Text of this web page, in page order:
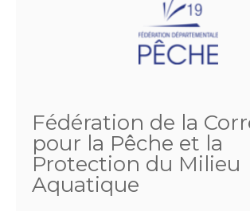
Fédération de la
pour la Pêche et la
Protection du Milieu
Aquatique